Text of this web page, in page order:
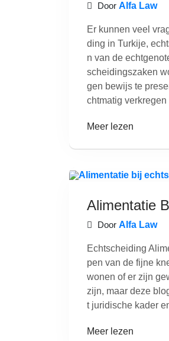
Door Alfa Law
Er kunnen veel
ding in Turkije,
n van de
scheidingszaken
gen bewijs te
chtmatig verkregen
Meer lezen
Alimentatie
Door Alfa Law
Echtscheiding
pen van de fijne
wonen of er zijn
zijn, maar deze
t juridische kader
Meer lezen